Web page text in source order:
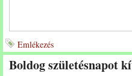
Emlékezés
Boldog születésnapot